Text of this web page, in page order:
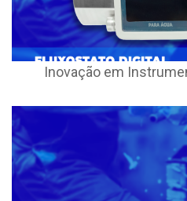
Inovação em